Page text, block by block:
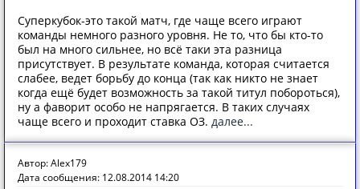
Суперкубок-это такой матч, где чаще всего играют
команды немного разного уровня. Не то, что бы кто-то
был на много сильнее, но всё таки эта разница
присутствует. В результате команда, которая считается
слабее, ведет борьбу до конца (так как никто не знает
когда ещё будет возможность за такой титул побороться),
ну а фаворит особо не напрягается. В таких случаях
чаще всего и проходит ставка ОЗ. далее...
Автор: Alex179
Дата сообщения: 12.08.2014 14:20